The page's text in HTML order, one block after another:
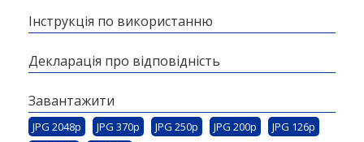
Інструкція по використанню
Декларація про відповідність
Завантажити
JPG 2048p JPG 370p JPG 250p JPG 200p
JPG 126p